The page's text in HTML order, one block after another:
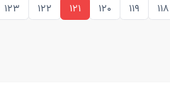
118
119
120
121
122
123